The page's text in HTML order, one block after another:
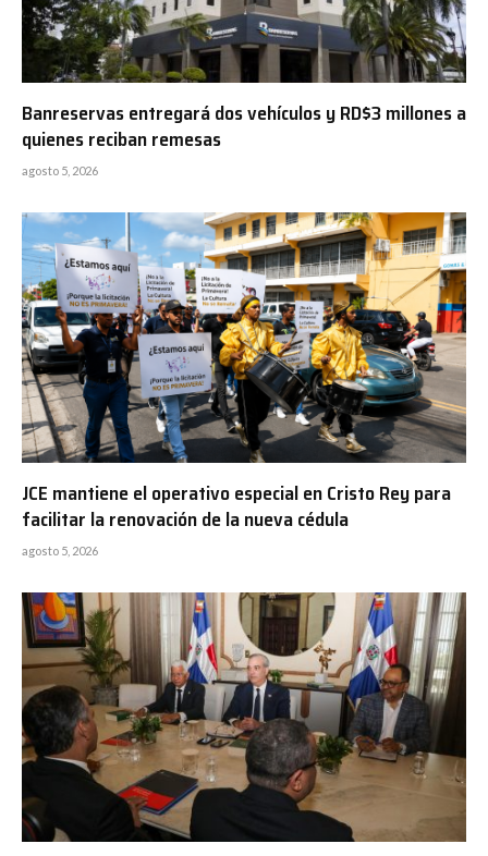
Banreservas entregará dos vehículos y RD$3 millones a
quienes reciban remesas
agosto 5, 2026
JCE mantiene el operativo especial en Cristo Rey para
facilitar la renovación de la nueva cédula
agosto 5, 2026